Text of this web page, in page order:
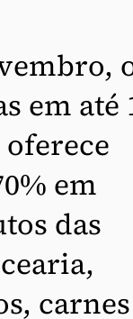
em até
em
das